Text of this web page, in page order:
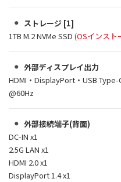
ストレージ [1]
1TB M.2 NVMe SSD (OSインスト
外部ディスプレイ出力
HDMI・DisplayPort・USB Type-
@60Hz
外部接続端子(背面)
DC-IN x1
2.5G LAN x1
HDMI 2.0 x1
DisplayPort 1.4 x1